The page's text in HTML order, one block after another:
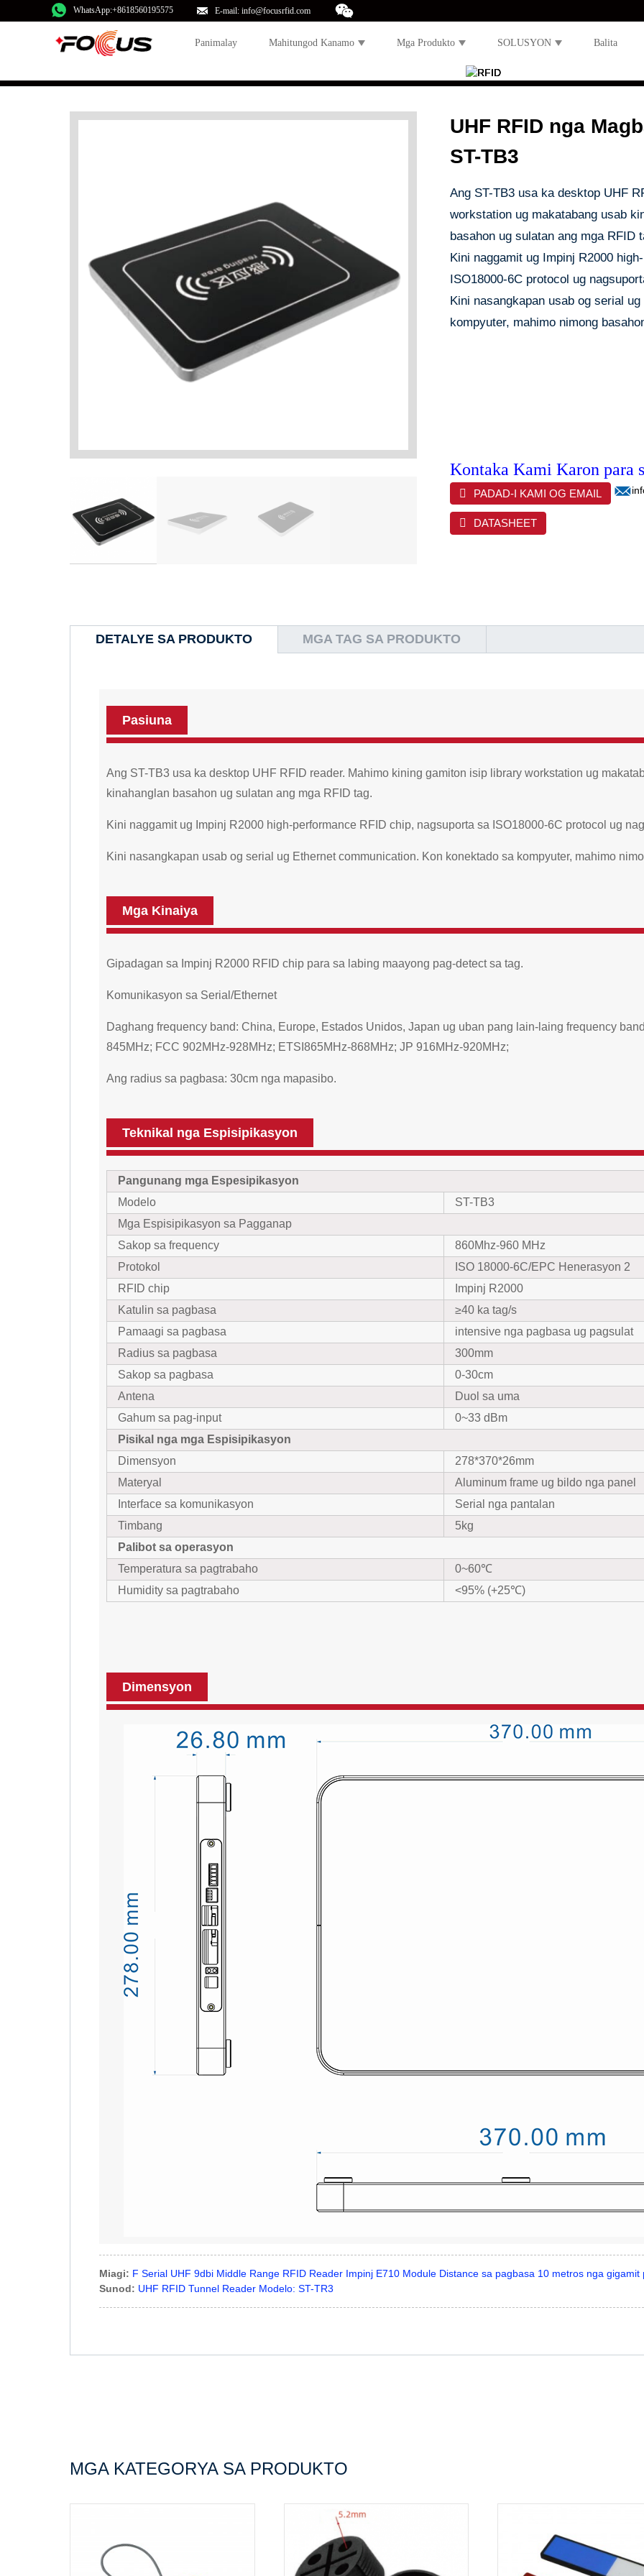
WhatsApp:+8618560195575 E-mail: info@focusrfid.com
Panimalay Mahitungod Kanamo Mga Produkto SOLUSYON Balita
UHF RFID nga
ST-TB3
Ang ST-TB3 usa ka desktop UHF
workstation ug makatabang usab
basahon ug sulatan ang mga RFID
Kini naggamit ug Impinj R2000
ISO18000-6C protocol ug
Kini nasangkapan usab og serial
kompyuter, mahimo nimong
Kontaka Kami Karon para
PADAD-I KAMI OG EMAIL
DATASHEET
DETALYE SA PRODUKTO MGA TAG SA PRODUKTO
Pasiuna
Ang ST-TB3 usa ka desktop UHF RFID reader. Mahimo kining gamiton isip library workstation ug
kinahanglan basahon ug sulatan ang mga RFID tag.
Kini naggamit ug Impinj R2000 high-performance RFID chip, nagsuporta sa ISO18000-6C protocol ug
Kini nasangkapan usab og serial ug Ethernet communication. Kon konektado sa kompyuter, mahimo
Mga Kinaiya
Gipadagan sa Impinj R2000 RFID chip para sa labing maayong pag-detect sa tag.
Komunikasyon sa Serial/Ethernet
Daghang frequency band: China, Europe, Estados Unidos, Japan ug uban pang lain-laing frequency
845MHz; FCC 902MHz-928MHz; ETSI865MHz-868MHz; JP 916MHz-920MHz;
Ang radius sa pagbasa: 30cm nga mapasibo.
Teknikal nga Espisipikasyon
Pangunang mga Espesipikasyon
Modelo
ST-TB3
Mga Espisipikasyon sa Pagganap
Sakop sa frequency
860Mhz-960 MHz
Protokol
ISO 18000-6C/EPC Henerasyon 2
RFID chip
Impinj R2000
Katulin sa pagbasa
≥40 ka tag/s
Pamaagi sa pagbasa
intensive nga pagbasa ug pagsulat
Radius sa pagbasa
300mm
Sakop sa pagbasa
0-30cm
Antena
Duol sa uma
Gahum sa pag-input
0~33 dBm
Pisikal nga mga Espisipikasyon
Dimensyon
278*370*26mm
Materyal
Aluminum frame ug bildo nga panel
Interface sa komunikasyon
Serial nga pantalan
Timbang
5kg
Palibot sa operasyon
Temperatura sa pagtrabaho
0~60℃
Humidity sa pagtrabaho
<95% (+25℃)
Dimensyon
Miagi: F Serial UHF 9dbi Middle Range RFID Reader Impinj E710 Module Distance sa pagbasa 10 metros nga
Sunod: UHF RFID Tunnel Reader Modelo: ST-TR3
MGA KATEGORYA SA PRODUKTO